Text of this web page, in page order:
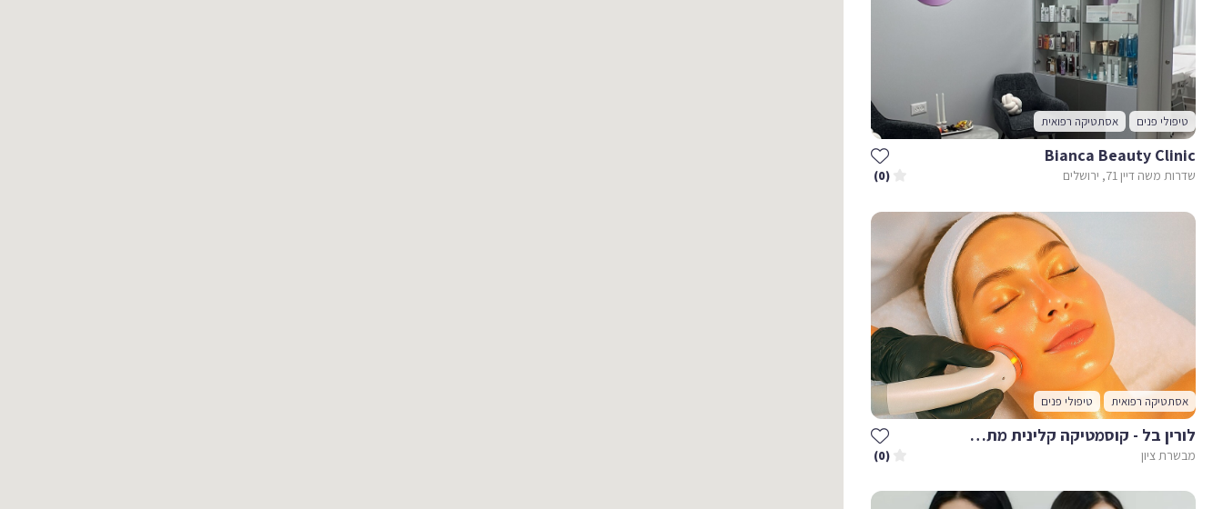
טיפולי פנים אסתטיקה רפואית
Bianca Beauty Clinic
שדרות משה דיין 71, ירושלים (0)
אסתטיקה רפואית טיפולי פנים
לורין בל - קוסמטיקה קלינית מתקדמת
מבשרת ציון (0)